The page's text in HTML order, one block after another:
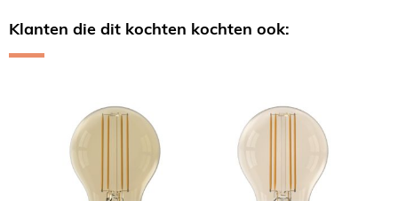
Klanten die dit kochten kochten ook: